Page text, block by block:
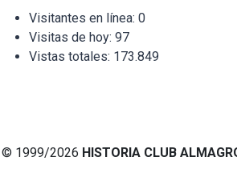
Visitantes en línea: 0
Visitas de hoy: 97
Vistas totales: 173.849
© 1999/2026 HISTORIA CLUB